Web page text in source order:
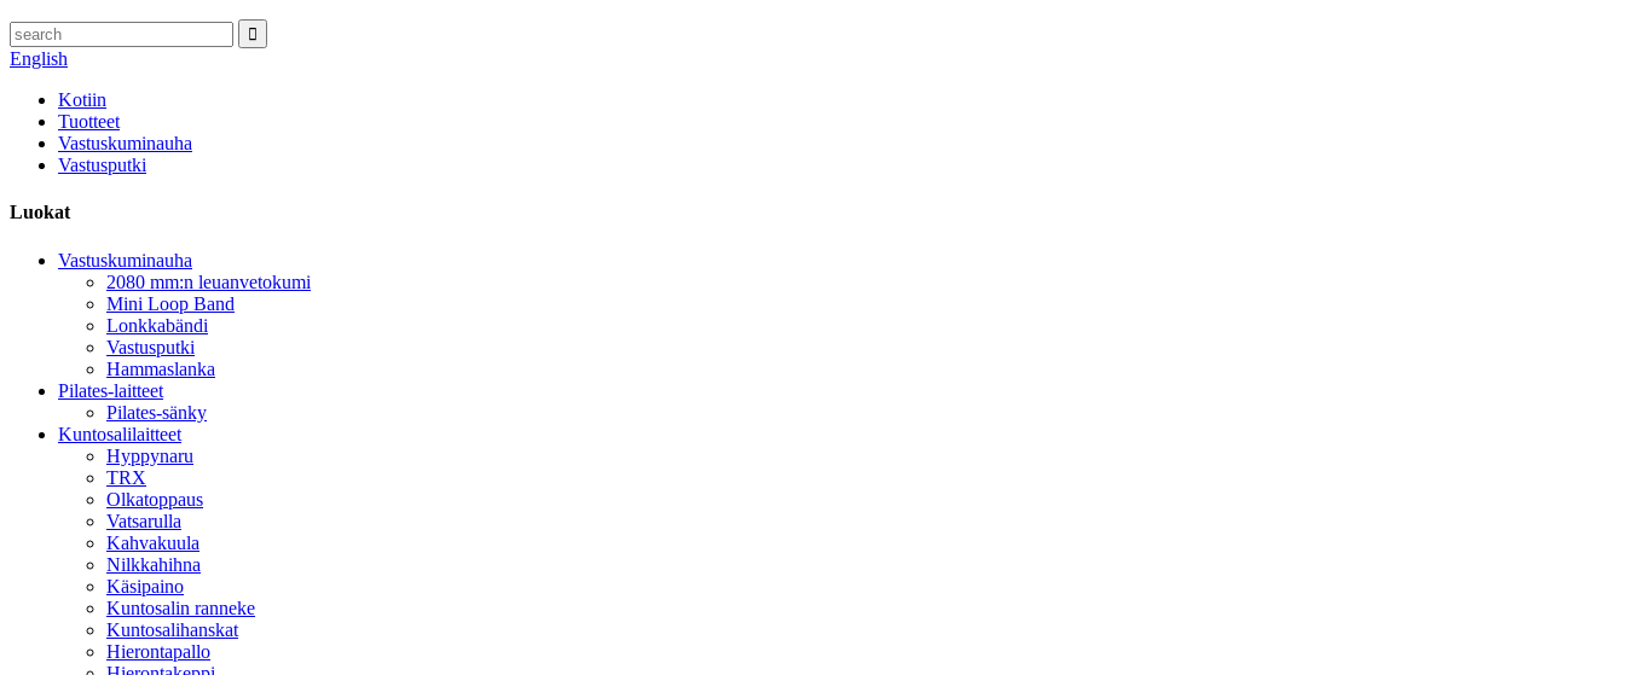
English
Kotiin
Tuotteet
Vastuskuminauha
Vastusputki
Luokat
Vastuskuminauha
2080 mm:n leuanvetokumi
Mini Loop Band
Lonkkabändi
Vastusputki
Hammaslanka
Pilates-laitteet
Pilates-sänky
Kuntosalilaitteet
Hyppynaru
TRX
Olkatoppaus
Vatsarulla
Kahvakuula
Nilkkahihna
Käsipaino
Kuntosalin ranneke
Kuntosalihanskat
Hierontapallo